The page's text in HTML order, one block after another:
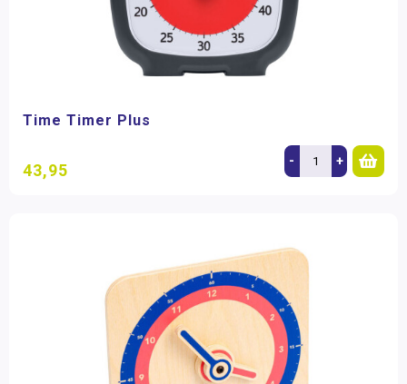
Time Timer Plus
43,95 - +